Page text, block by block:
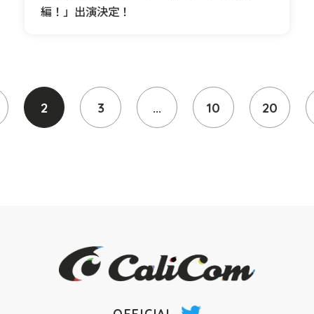
編！」出演決定！
2 3 ... 10 20